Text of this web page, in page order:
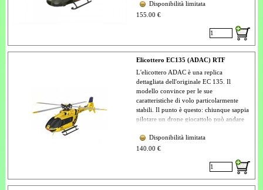
ha un diametro di 315 mm, è azionato da
un potente motore brushless ed è dotato
è adatto al volo all'aperto, anche con
Disponibilità limitata
155.00 €
Elicottero EC135 (ADAC) RTF
L'elicottero ADAC è una replica
dettagliata dell'originale EC 135. Il
modello convince per le sue
caratteristiche di volo particolarmente
stabili. Il punto è questo: chiunque sappia
pilotare un drone giocattolo può andare
disfa le valigie e vola! L’elicottero ADAC
beneficia chiaramente del rapido
possibili funzioni come l'avvio
premendo un pulsante, così come il volo
Disponibilità limitata
140.00 €